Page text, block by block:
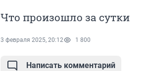
Что произошло за сутки
3 февраля 2025, 20:12 1 800
Написать комментарий